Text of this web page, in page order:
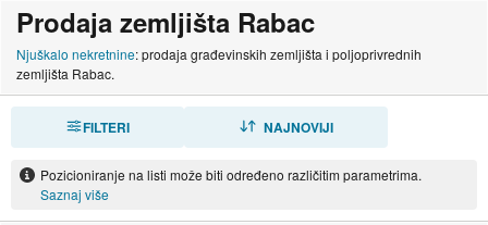
Prodaja zemljišta Rabac
Njuškalo nekretnine: prodaja građevinskih zemljišta i poljoprivrednih
zemljišta Rabac.
FILTERI NAJNOVIJI
Pozicioniranje na listi može biti određeno različitim parametrima.
Saznaj više